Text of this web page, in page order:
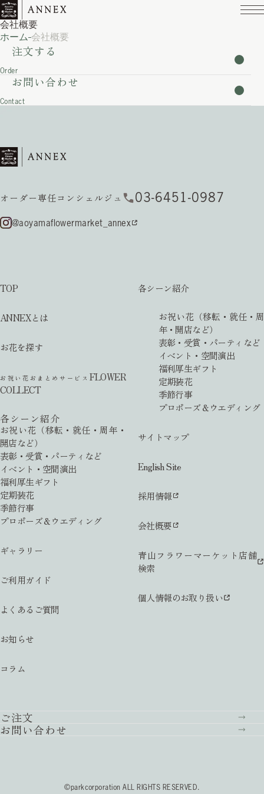
会社概要
ホーム 会社概要
注文する
Order
お問い合わせ
Contact
オーダー専任コンシェルジュ 03-6451-0987
@aoyamaflowermarket_annex
TOP
ANNEXとは
お花を探す
お祝い花おまとめサービス FLOWER
COLLECT
各シーン紹介
お祝い花（移転・就任・周年・
開店など）
表彰・受賞・パーティなど
イベント・空間演出
福利厚生ギフト
定期装花
季節行事
プロポーズ＆ウエディング
ギャラリー
ご利用ガイド
よくあるご質問
お知らせ
コラム
各シーン紹介
お祝い花（移転・就任・周
年・開店など）
表彰・受賞・パーティなど
イベント・空間演出
福利厚生ギフト
定期装花
季節行事
プロポーズ＆ウエディング
サイトマップ
English Site
採用情報
会社概要
青山フラワーマーケット店舗
検索
個人情報のお取り扱い
ご注文
お問い合わせ
©parkcorporation ALL RIGHTS RESERVED.